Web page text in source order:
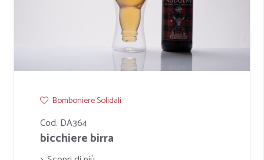
Bomboniere Solidali
Cod. DA364
bicchiere birra